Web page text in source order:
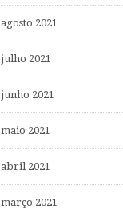
agosto 2021
julho 2021
junho 2021
maio 2021
abril 2021
março 2021